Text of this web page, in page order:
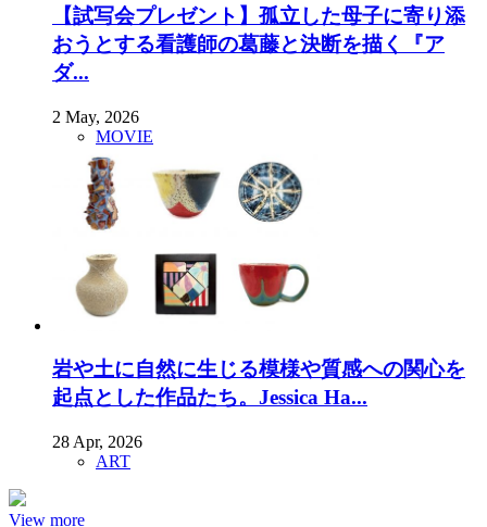
【試写会プレゼント】孤立した母子に寄り添
おうとする看護師の葛藤と決断を描く『ア
ダ...
2 May, 2026
MOVIE
岩や土に自然に生じる模様や質感への関心を
起点とした作品たち。Jessica Ha...
28 Apr, 2026
ART
View more